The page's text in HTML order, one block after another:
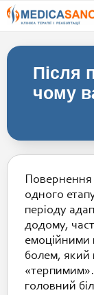
Після
чому
одного
періоду
додому,
емоційними
болем, який
«терпимим».
головний